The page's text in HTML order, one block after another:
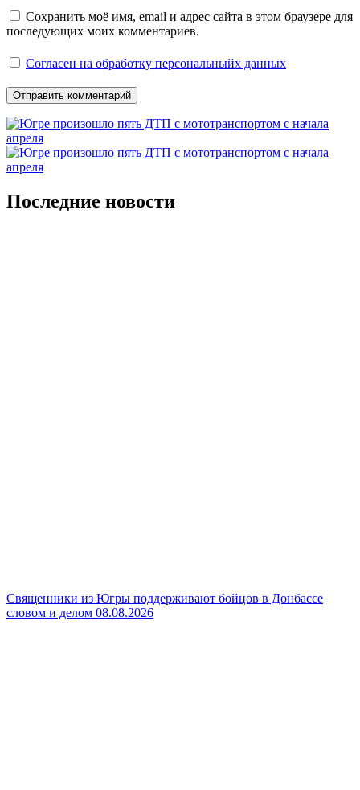
Сохранить моё имя, email и адрес сайта в этом браузере для
последующих моих комментариев.
Согласен на обработку персональныйх данных
Последние новости
Священники из Югры поддерживают бойцов в Донбассе
словом и делом 08.08.2026